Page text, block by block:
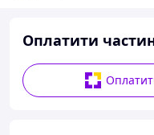
Оплатити